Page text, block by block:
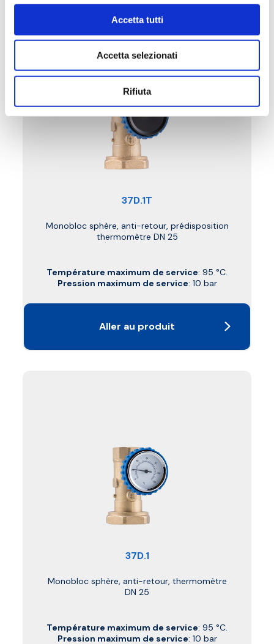
Accetta tutti
Accetta selezionati
Rifiuta
37D.1T
Monobloc sphère, anti-retour, prédisposition
thermomètre DN 25
Température maximum de service: 95 °C.
Pression maximum de service: 10 bar
Aller au produit
37D.1
Monobloc sphère, anti-retour, thermomètre
DN 25
Température maximum de service: 95 °C.
Pression maximum de service: 10 bar